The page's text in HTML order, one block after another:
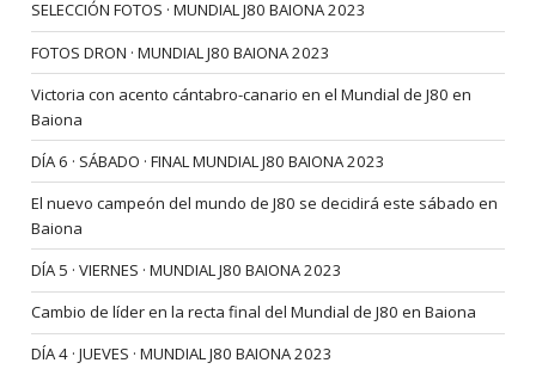
SELECCIÓN FOTOS · MUNDIAL J80 BAIONA 2023
FOTOS DRON · MUNDIAL J80 BAIONA 2023
Victoria con acento cántabro-canario en el Mundial de J80 en
Baiona
DÍA 6 · SÁBADO · FINAL MUNDIAL J80 BAIONA 2023
El nuevo campeón del mundo de J80 se decidirá este sábado en
Baiona
DÍA 5 · VIERNES · MUNDIAL J80 BAIONA 2023
Cambio de líder en la recta final del Mundial de J80 en Baiona
DÍA 4 · JUEVES · MUNDIAL J80 BAIONA 2023